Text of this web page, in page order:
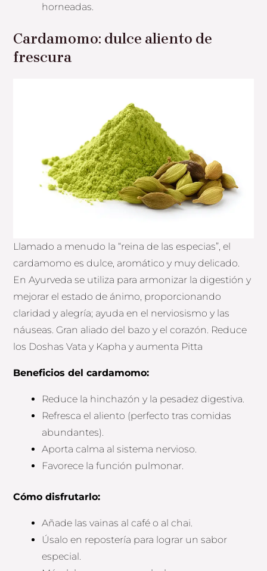
horneadas.
Cardamomo: dulce aliento de
frescura
Llamado a menudo la “reina de las especias”, el
cardamomo es dulce, aromático y muy delicado.
En Ayurveda se utiliza para armonizar la digestión y
mejorar el estado de ánimo, proporcionando
claridad y alegría; ayuda en el nerviosismo y las
náuseas. Gran aliado del bazo y el corazón. Reduce
los Doshas Vata y Kapha y aumenta Pitta
Beneficios del cardamomo:
Reduce la hinchazón y la pesadez digestiva.
Refresca el aliento (perfecto tras comidas
abundantes).
Aporta calma al sistema nervioso.
Favorece la función pulmonar.
Cómo disfrutarlo:
Añade las vainas al café o al chai.
Úsalo en repostería para lograr un sabor
especial.